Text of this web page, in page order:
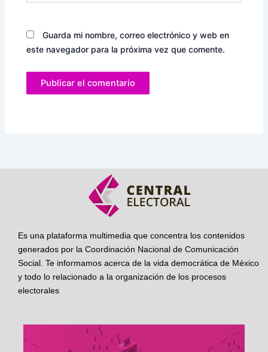
Guarda mi nombre, correo electrónico y web en
este navegador para la próxima vez que comente.
Es una plataforma multimedia que concentra los contenidos
generados por la Coordinación Nacional de Comunicación
Social. Te informamos acerca de la vida democrática de México
y todo lo relacionado a la organización de los procesos
electorales